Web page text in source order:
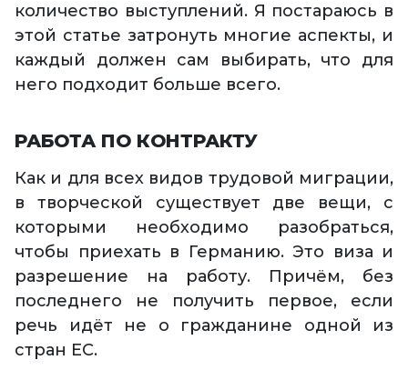
количество выступлений. Я постараюсь в
этой статье затронуть многие аспекты, и
каждый должен сам выбирать, что для
него подходит больше всего.
РАБОТА ПО КОНТРАКТУ
Как и для всех видов трудовой миграции,
в творческой существует две вещи, с
которыми необходимо разобраться,
чтобы приехать в Германию. Это виза и
разрешение на работу. Причём, без
последнего не получить первое, если
речь идёт не о гражданине одной из
стран ЕС.